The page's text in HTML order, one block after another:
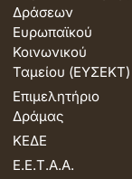
Δράσεων
Ευρωπαϊκού
Κοινωνικού
Ταμείου (ΕΥΣΕΚΤ)
Επιμελητήριο
Δράμας
ΚΕΔΕ
Ε.Ε.Τ.Α.Α.